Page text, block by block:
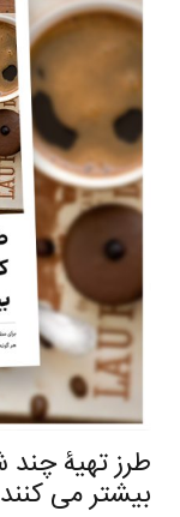
طرز تهیۀ چند
بیشتر می کنند